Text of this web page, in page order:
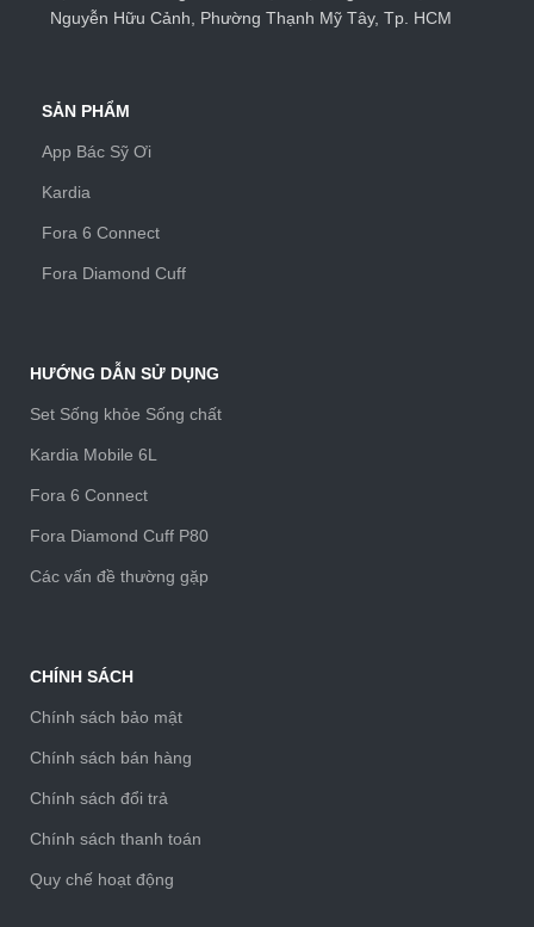
Nguyễn Hữu Cảnh, Phường Thạnh Mỹ Tây, Tp. HCM
SẢN PHẨM
App Bác Sỹ Ơi
Kardia
Fora 6 Connect
Fora Diamond Cuff
HƯỚNG DẪN SỬ DỤNG
Set Sống khỏe Sống chất
Kardia Mobile 6L
Fora 6 Connect
Fora Diamond Cuff P80
Các vấn đề thường gặp
CHÍNH SÁCH
Chính sách bảo mật
Chính sách bán hàng
Chính sách đổi trả
Chính sách thanh toán
Quy chế hoạt động